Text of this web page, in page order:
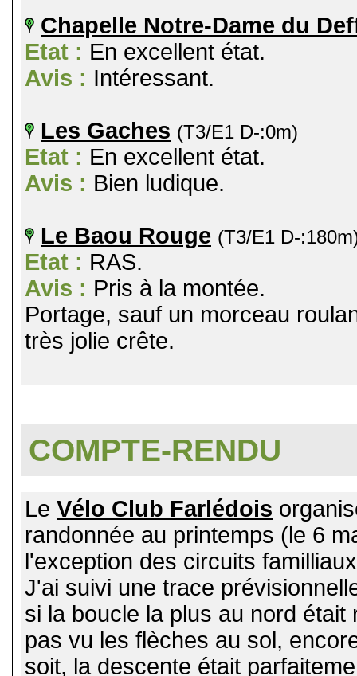
Chapelle Notre-Dame du
Etat : En excellent état.
Avis : Intéressant.
Les Gaches (T3/E1 D-:0m)
Etat : En excellent état.
Avis : Bien ludique.
Le Baou Rouge (T3/E1 D-
Etat : RAS.
Avis : Pris à la montée.
Portage, sauf un morceau
très jolie crête.
COMPTE-RENDU
Le Vélo Club Farlédois
randonnée au printemps (le 6
l'exception des circuits
J'ai suivi une trace
si la boucle la plus au nord
pas vu les flèches au sol,
soit, la descente était